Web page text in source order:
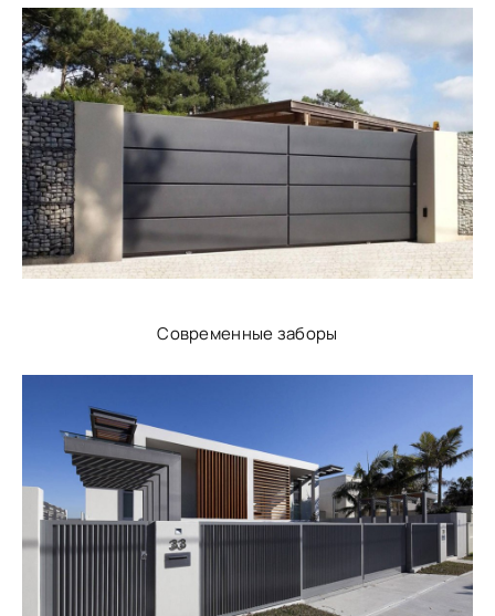
Современные заборы